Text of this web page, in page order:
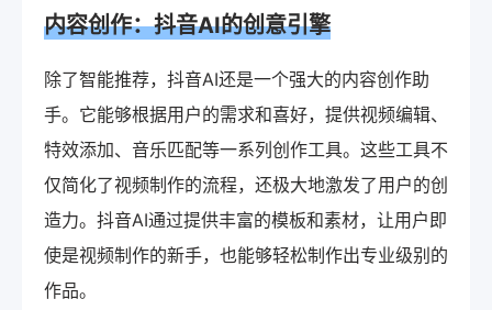
内容创作：抖音AI的创意引擎
除了智能推荐，抖音AI还是一个强大的内容创作助
手。它能够根据用户的需求和喜好，提供视频编辑、
特效添加、音乐匹配等一系列创作工具。这些工具不
仅简化了视频制作的流程，还极大地激发了用户的创
造力。抖音AI通过提供丰富的模板和素材，让用户即
使是视频制作的新手，也能够轻松制作出专业级别的
作品。